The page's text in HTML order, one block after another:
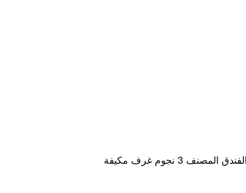
يوفر مكان إقامة "Dormy Inn Higashi Muroran" غرفاً في Muroran، بالقرب من محطة هيجاشي - موروران و Nakajima Park. لدى هذا الفندق المصنف 3 نجوم غرف مكيفة